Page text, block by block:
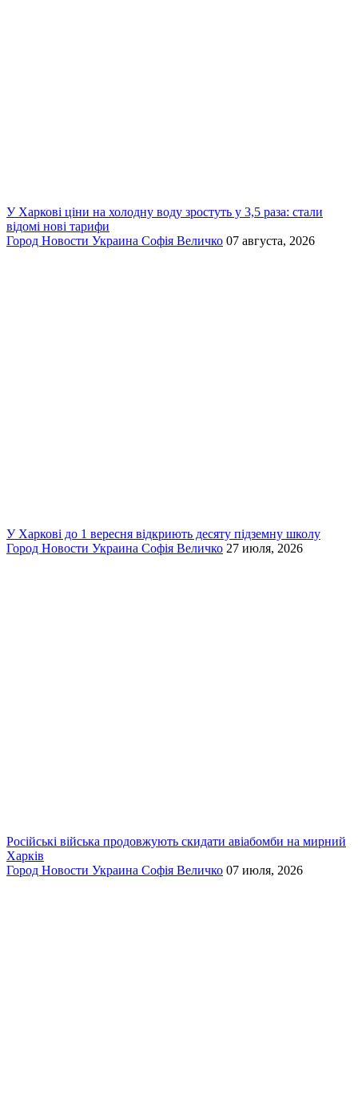
У Харкові ціни на холодну воду зростуть у 3,5 раза: стали
відомі нові тарифи
Город Новости Украина Софія Величко 07 августа, 2026
У Харкові до 1 вересня відкриють десяту підземну школу
Город Новости Украина Софія Величко 27 июля, 2026
Російські війська продовжують скидати авіабомби на мирний
Харків
Город Новости Украина Софія Величко 07 июля, 2026